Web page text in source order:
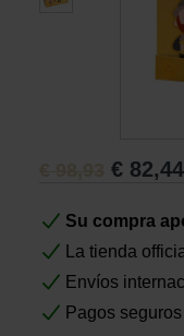
€ 82,44
Su compra
La tienda
Envíos
Pagos seguros